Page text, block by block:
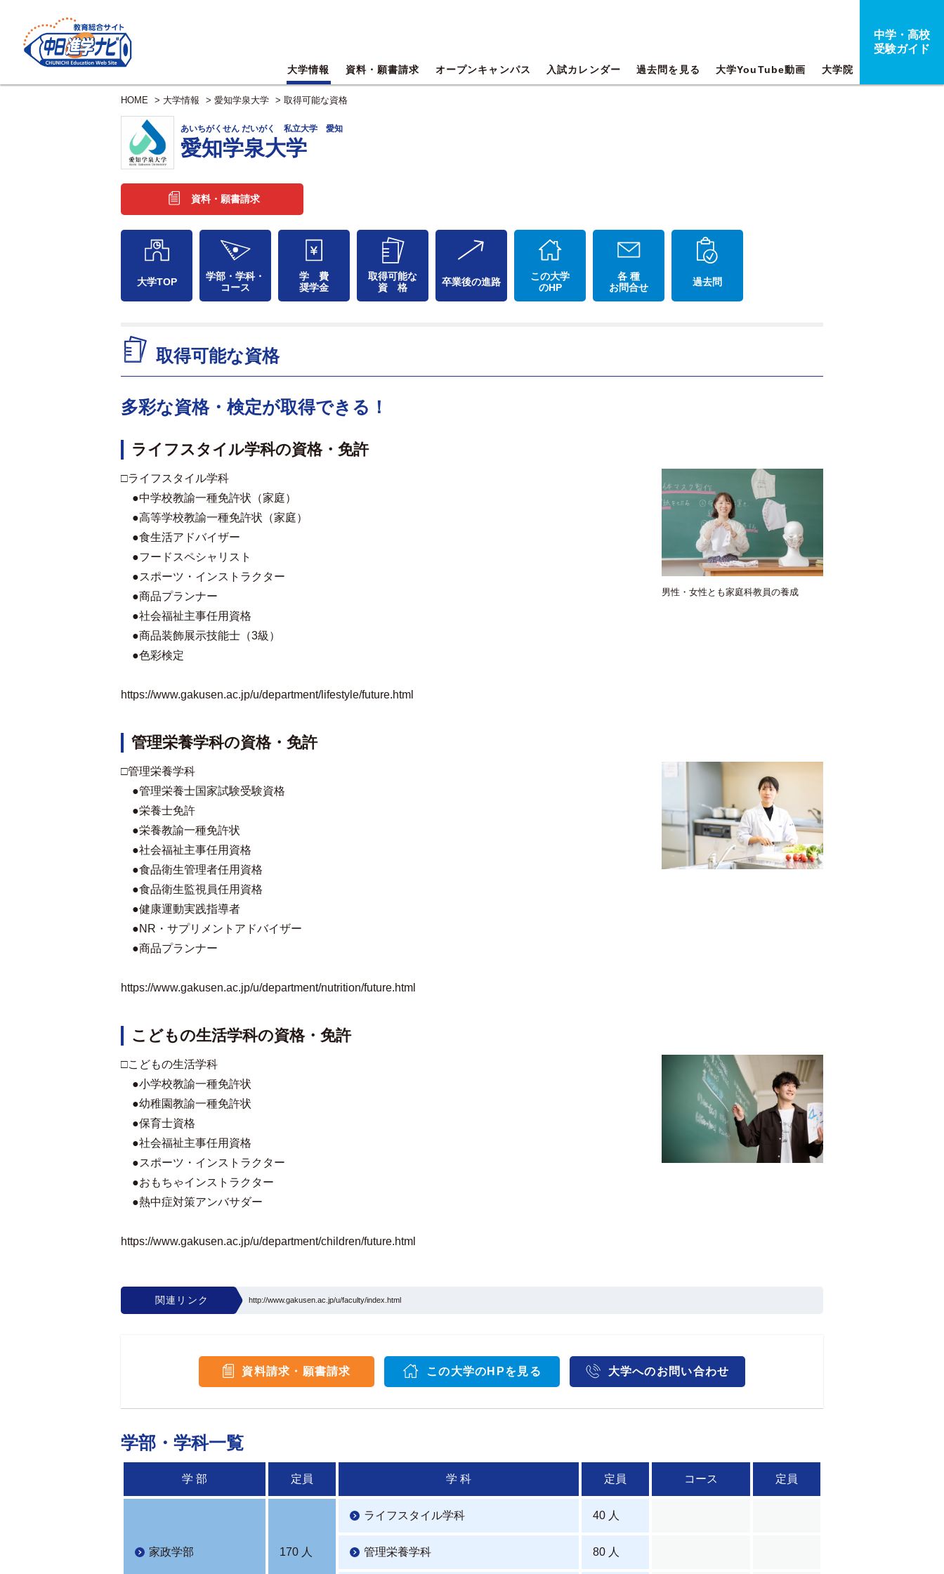
大学情報 資料・願書請求 オープンキャンパス 入試カレンダー 過去問を見る 大学YouTube動画 大学院
中学・高校
受験ガイド
HOME > 大学情報 > 愛知学泉大学 > 取得可能な資格
あいちがくせん だいがく 私立大学 愛知
愛知学泉大学
資料・願書請求
大学TOP
学部・学科・
コース
学 費
奨学金
取得可能な
資 格
卒業後の進路
この大学
のHP
各 種
お問合せ
過去問
取得可能な資格
多彩な資格・検定が取得できる！
ライフスタイル学科の資格・免許
男性・女性とも家庭科教員の養成
□ライフスタイル学科
●中学校教諭一種免許状（家庭）
●高等学校教諭一種免許状（家庭）
●食生活アドバイザー
●フードスペシャリスト
●スポーツ・インストラクター
●商品プランナー
●社会福祉主事任用資格
●商品装飾展示技能士（3級）
●色彩検定
https://www.gakusen.ac.jp/u/department/lifestyle/future.html
管理栄養学科の資格・免許
□管理栄養学科
●管理栄養士国家試験受験資格
●栄養士免許
●栄養教諭一種免許状
●社会福祉主事任用資格
●食品衛生管理者任用資格
●食品衛生監視員任用資格
●健康運動実践指導者
●NR・サプリメントアドバイザー
●商品プランナー
https://www.gakusen.ac.jp/u/department/nutrition/future.html
こどもの生活学科の資格・免許
□こどもの生活学科
●小学校教諭一種免許状
●幼稚園教諭一種免許状
●保育士資格
●社会福祉主事任用資格
●スポーツ・インストラクター
●おもちゃインストラクター
●熱中症対策アンバサダー
https://www.gakusen.ac.jp/u/department/children/future.html
関連リンク http://www.gakusen.ac.jp/u/faculty/index.html
資料請求・願書請求 この大学のHPを見る 大学へのお問い合わせ
学部・学科一覧
学 部 定員 学 科 定員 コース 定員
家政学部 170 人
ライフスタイル学科 40 人
管理栄養学科 80 人